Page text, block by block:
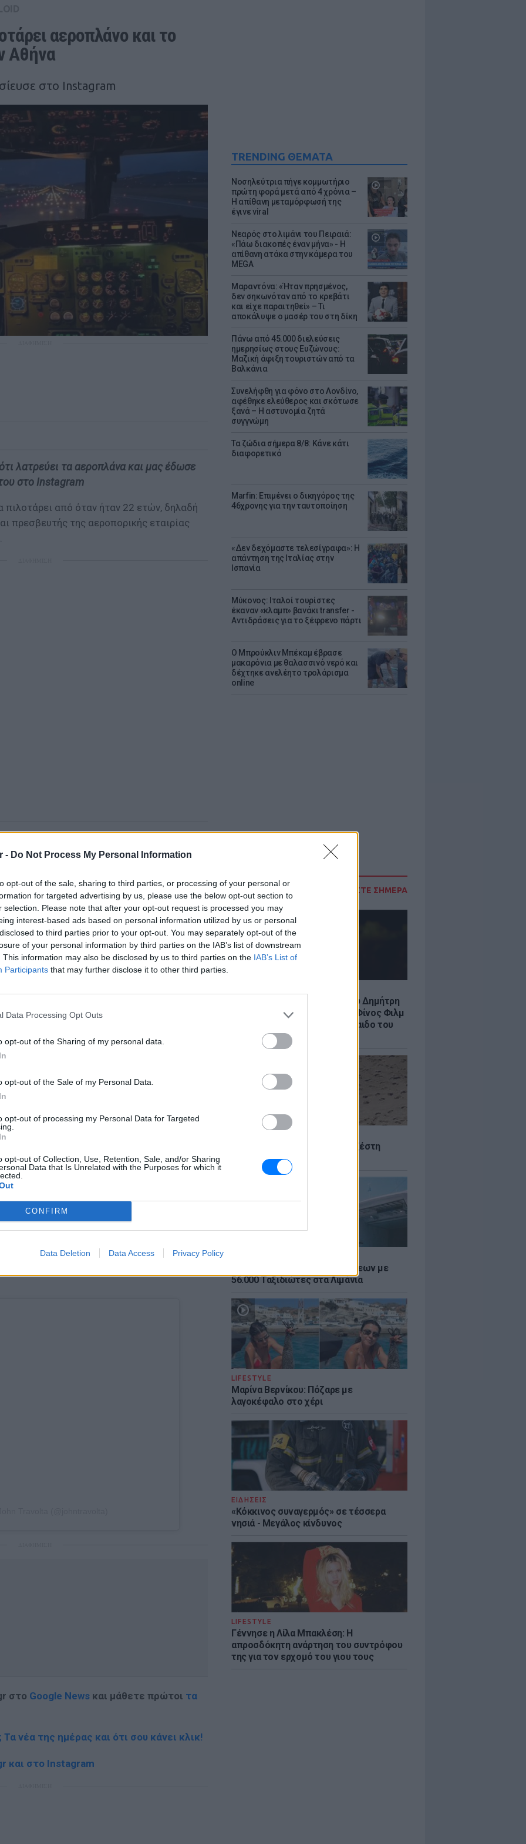
- Do Not Process My Personal Information
opt-out of the sale, sharing to third parties, or processing of your personal or
for targeted advertising by us, please use the below opt-out section to
selection. Please note that after your opt-out request is processed you may
interest-based ads based on personal information utilized by us or personal
to third parties prior to your opt-out. You may separately opt-out of the
of your personal information by third parties on the IAB’s list of downstream
This information may also be disclosed by us to third parties on the IAB’s List of
Participants that may further disclose it to other third parties.
Data Processing Opt Outs
opt-out of the Sharing of my personal data.
opt-out of the Sale of my Personal Data.
opt-out of processing my Personal Data for Targeted
opt-out of Collection, Use, Retention, Sale, and/or Sharing
Data that Is Unrelated with the Purposes for which it
CONFIRM
Data Deletion Data Access Privacy Policy
TRENDING ΘΕΜΑΤΑ
Νοσηλεύτρια πήγε κομμωτήριο
πρώτη φορά μετά από 4 χρόνια –
Η απίθανη μεταμόρφωσή της
έγινε viral
Νεαρός στο λιμάνι του Πειραιά:
«Πάω διακοπές έναν μήνα» - Η
απίθανη ατάκα στην κάμερα του
MEGA
Μαραντόνα: «Ήταν πρησμένος,
δεν σηκωνόταν από το κρεβάτι
και είχε παραιτηθεί» – Τι
αποκάλυψε ο μασέρ του στη δίκη
Πάνω από 45.000 διελεύσεις
ημερησίως στους Ευζώνους:
Μαζική άφιξη τουριστών από τα
Βαλκάνια
Συνελήφθη για φόνο στο Λονδίνο,
αφέθηκε ελεύθερος και σκότωσε
ξανά – Η αστυνομία ζητά
συγγνώμη
Τα ζώδια σήμερα 8/8: Κάνε κάτι
διαφορετικό
Marfin: Επιμένει ο δικηγόρος της
46χρονης για την ταυτοποίηση
«Δεν δεχόμαστε τελεσίγραφα»: Η
απάντηση της Ιταλίας στην
Ισπανία
Μύκονος: Ιταλοί τουρίστες
έκαναν «κλαμπ» βανάκι transfer -
Αντιδράσεις για το ξέφρενο πάρτι
Ο Μπρούκλιν Μπέκαμ έβρασε
μακαρόνια με θαλασσινό νερό και
δέχτηκε ανελέητο τρολάρισμα
online
ΔΙΑΒΑΣΤΕ ΣΗΜΕΡΑ
22 χρόνια από τον θάνατο του Δημήτρη
Παπαμιχαήλ: Η ανάρτηση της Φίνος Φιλμ
για το «γοητευτικό λεβεντόπαιδο του
ελληνικού σινεμά»
Καιρός: Πού θα «χτυπήσει» η ζέστη
Αύγουστος: Ρεκόρ Αναχωρήσεων με
56.000 Ταξιδιώτες στα Λιμάνια
LIFESTYLE
Μαρίνα Βερνίκου: Πόζαρε με
λαγοκέφαλο στο χέρι
ΕΙΔΗΣΕΙΣ
«Κόκκινος συναγερμός» σε τέσσερα
νησιά - Μεγάλος κίνδυνος
LIFESTYLE
Γέννησε η Λίλα Μπακλέση: Η
απροσδόκητη ανάρτηση του συντρόφου
της για τον ερχομό του γιου τους
αεροπλάνο και το
Αθήνα
στο Instagram
λατρεύει τα αεροπλάνα και μας έδωσε
στο Instagram
από όταν ήταν 22 ετών, δηλαδή
πρεσβευτής της αεροπορικής εταιρίας
αεροδρόμιο στο σπίτι που διατηρεί στη
αεροπλάνα.
ένα βίντεο από μία πτήση του, η
στη χώρα μας και μάλιστα στην Αθήνα.
του τον ίδιο να απογειώνεται από το
συγκλονιστική θέα από ψηλά.
ΔΙΑΦΗΜΙΣΗ
«Αυτή είναι μια από τις
την Αθήνα. Ελλάδα».
στο Google News και μάθετε πρώτοι τα
νέα της ημέρας και ότι σου κάνει κλικ!
και στο Instagram